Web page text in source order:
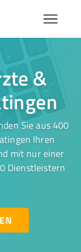
&
Sie aus 400
Ihren
mit nur einer
Dienstleistern